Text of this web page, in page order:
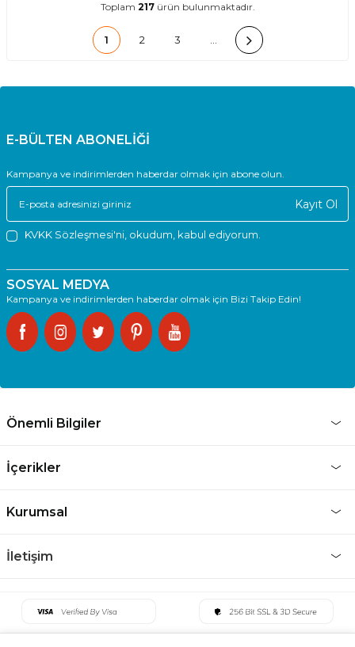
Toplam 217ürün bulunmaktadır.
1 2 3
E-BÜLTEN ABONELİĞİ
Kampanya ve indirimlerden haberdar olmak için abone olun.
Kayıt Ol
KVKK Sözleşmesi'ni , okudum, kabul ediyorum.
SOSYAL MEDYA
Kampanya ve indirimlerden haberdar olmak için Bizi Takip Edin!
Önemli Bilgiler
İçerikler
Kurumsal
İletişim